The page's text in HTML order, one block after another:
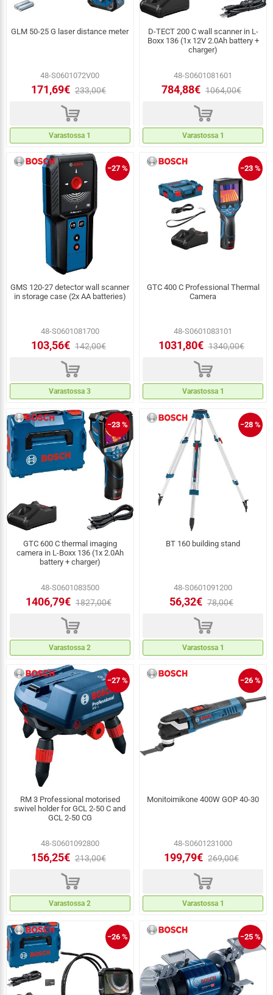
GLM 50-25 G laser distance meter
48-S0601072V00
171,69€ 233,00€
d
Varastossa 1
D-TECT 200 C wall scanner in L-
Boxx 136 (1x 12V 2.0Ah battery +
charger)
48-S0601081601
784,88€ 1064,00€
d
Varastossa 1
−27 %
GMS 120-27 detector wall scanner
in storage case (2x AA batteries)
48-S0601081700
103,56€ 142,00€
d
Varastossa 3
−23 %
GTC 400 C Professional Thermal
Camera
48-S0601083101
1031,80€ 1340,00€
d
Varastossa 1
−23 %
GTC 600 C thermal imaging
camera in L-Boxx 136 (1x 2.0Ah
battery + charger)
48-S0601083500
1406,79€ 1827,00€
d
Varastossa 2
−28 %
BT 160 building stand
48-S0601091200
56,32€ 78,00€
d
Varastossa 1
−27 %
RM 3 Professional motorised
swivel holder for GCL 2-50 C and
GCL 2-50 CG
48-S0601092800
156,25€ 213,00€
d
Varastossa 2
−26 %
Monitoimikone 400W GOP 40-30
48-S0601231000
199,79€ 269,00€
d
Varastossa 1
−26 % −25 %